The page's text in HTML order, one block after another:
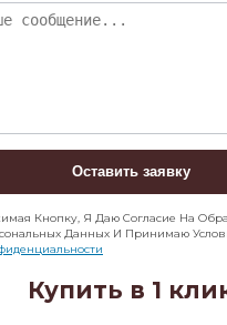
Оставить заявку
Кнопку, Я Даю Согласие На
Данных И Принимаю
Купить в 1